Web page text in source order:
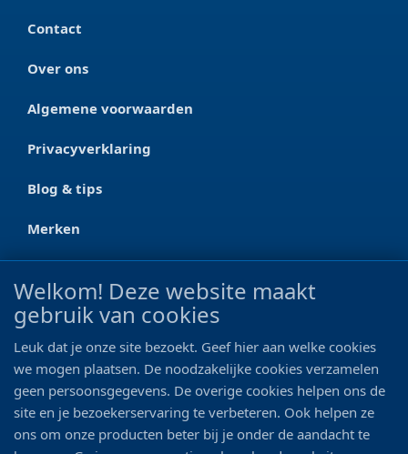
Contact
Over ons
Algemene voorwaarden
Privacyverklaring
Blog & tips
Merken
CONTACT
Ootmarsumseweg 125a
0546 - 622 990
06 - 11 19 81 42
info@bo-vis.nl
Welkom! Deze website maakt
gebruik van cookies
Leuk dat je onze site bezoekt. Geef hier aan welke cookies
we mogen plaatsen. De noodzakelijke cookies verzamelen
geen persoonsgegevens. De overige cookies helpen ons de
site en je bezoekerservaring te verbeteren. Ook helpen ze
ons om onze producten beter bij je onder de aandacht te